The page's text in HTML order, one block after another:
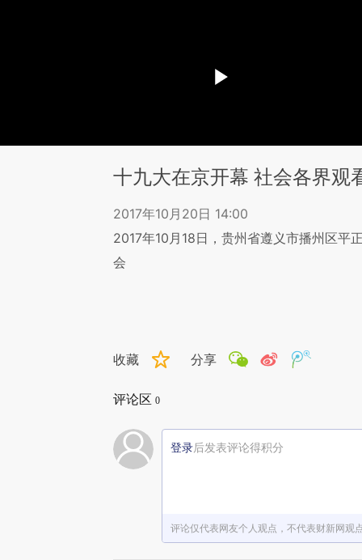
十九大在京开幕 社会各界观
2017年10月20日 14:00
2017年10月18日，贵州省遵义市播州区平
会
收藏 分享
评论区 0
登录后发表评论得积分
评论仅代表网友个人观点，不代表财新网观